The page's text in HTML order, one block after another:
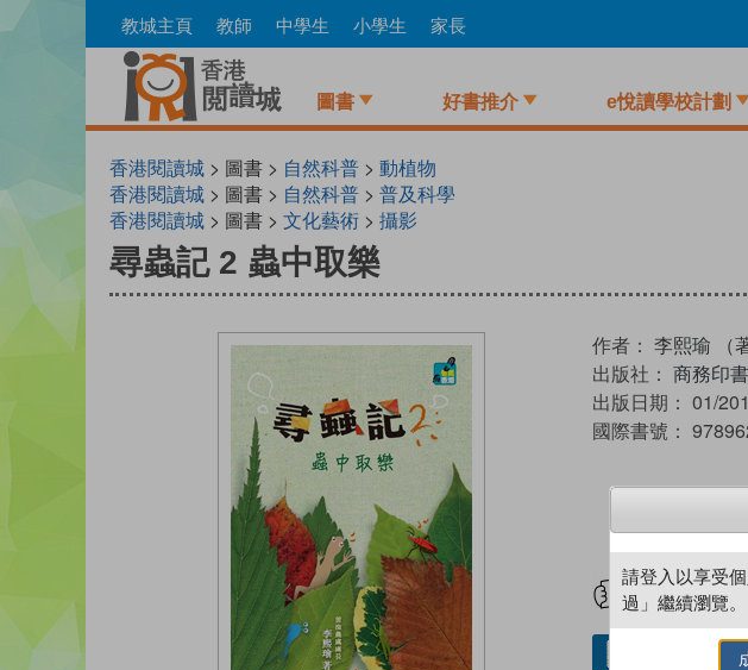
to
教城主頁 教師 中學生 小學生 家長
圖書 好書推介 e悅讀學校計劃
香港閱讀城 > 圖書 > 自然科普 > 動植物
香港閱讀城 > 圖書 > 自然科普 > 普及科學
香港閱讀城 > 圖書 > 文化藝術 > 攝影
尋蟲記 2 蟲中取樂
作者： 李熙瑜 （
出版社： 商務印
出版日期： 01/
國際書號：
試閲
借閱實體書
請登入以享受
過」繼續瀏覽。